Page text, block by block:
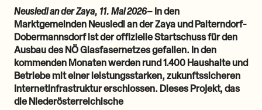
Neusiedl an der Zaya, 11. Mai 2026– In den
Marktgemeinden Neusiedl an der Zaya und Palterndorf-
Dobermannsdorf ist der offizielle Startschuss für den
Ausbau des NÖ Glasfasernetzes gefallen. In den
kommenden Monaten werden rund 1.400 Haushalte und
Betriebe mit einer leistungsstarken, zukunftssicheren
Internetinfrastruktur erschlossen. Dieses Projekt, das
die Niederösterreichische